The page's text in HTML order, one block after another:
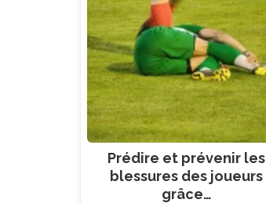
Prédire et prévenir les
blessures des joueurs
grâce…